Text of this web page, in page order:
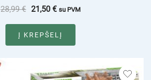
28,99€ 21,50 € su PVM
Į KREPŠELĮ